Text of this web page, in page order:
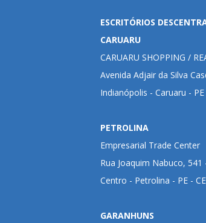
ESCRITÓRIOS
CARUARU
CARUARU SHOPPING /
Avenida Adjair da Silva
Indianópolis - Caruaru -
PETROLINA
Empresarial Trade Center
Rua Joaquim Nabuco, 541
Centro - Petrolina - PE -
GARANHUNS